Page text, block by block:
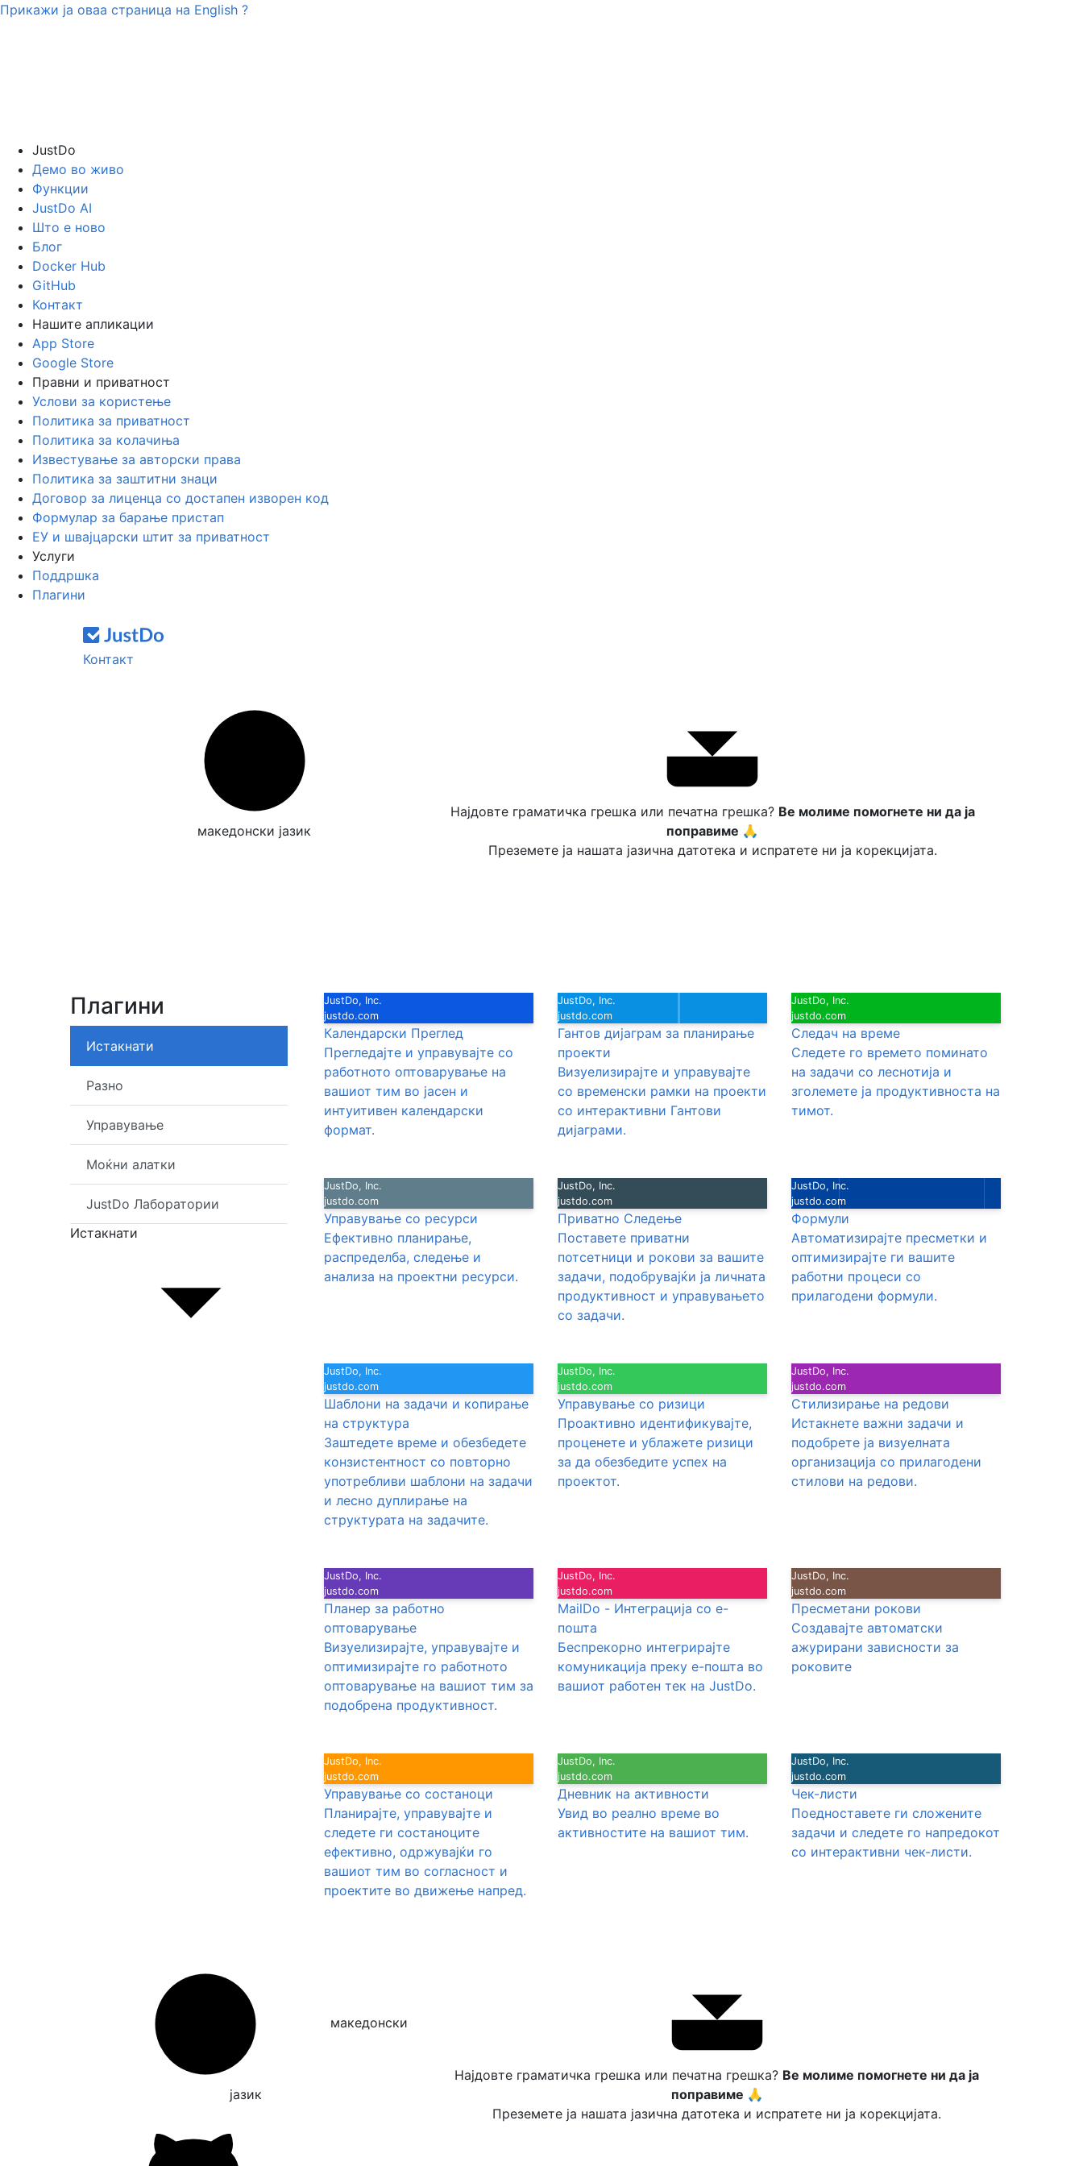
Прикажи ја оваа страница на English ?
JustDo
Демо во живо
Функции
JustDo AI
Што е ново
Блог
Docker Hub
GitHub
Контакт
Нашите апликации
App Store
Google Store
Правни и приватност
Услови за користење
Политика за приватност
Политика за колачиња
Известување за авторски права
Политика за заштитни знаци
Договор за лиценца со достапен изворен код
Формулар за барање пристап
ЕУ и швајцарски штит за приватност
Услуги
Поддршка
Плагини
Контакт
македонски јазик
Најдовте граматичка грешка или печатна грешка? Ве молиме помогнете ни да ја
поправиме 🙏
Преземете ја нашата јазична датотека и испратете ни ја корекцијата.
Плагини
Истакнати
Разно
Управување
Моќни алатки
JustDo Лаборатории
Истакнати
JustDo, Inc.
justdo.com
Календарски Преглед
Прегледајте и управувајте со
работното оптоварување на
вашиот тим во јасен и
интуитивен календарски
формат.
JustDo, Inc.
justdo.com
Гантов дијаграм за планирање
проекти
Визуелизирајте и управувајте
со временски рамки на проекти
со интерактивни Гантови
дијаграми.
JustDo, Inc.
justdo.com
Следач на време
Следете го времето поминато
на задачи со леснотија и
зголемете ја продуктивноста на
тимот.
JustDo, Inc.
justdo.com
Управување со ресурси
Ефективно планирање,
распределба, следење и
анализа на проектни ресурси.
JustDo, Inc.
justdo.com
Приватно Следење
Поставете приватни
потсетници и рокови за вашите
задачи, подобрувајќи ја личната
продуктивност и управувањето
со задачи.
JustDo, Inc.
justdo.com
Формули
Автоматизирајте пресметки и
оптимизирајте ги вашите
работни процеси со
прилагодени формули.
JustDo, Inc.
justdo.com
Шаблони на задачи и копирање
на структура
Заштедете време и обезбедете
конзистентност со повторно
употребливи шаблони на задачи
и лесно дуплирање на
структурата на задачите.
JustDo, Inc.
justdo.com
Управување со ризици
Проактивно идентификувајте,
проценете и ублажете ризици
за да обезбедите успех на
проектот.
JustDo, Inc.
justdo.com
Стилизирање на редови
Истакнете важни задачи и
подобрете ја визуелната
организација со прилагодени
стилови на редови.
JustDo, Inc.
justdo.com
Планер за работно
оптоварување
Визуелизирајте, управувајте и
оптимизирајте го работното
оптоварување на вашиот тим за
подобрена продуктивност.
JustDo, Inc.
justdo.com
MailDo - Интеграција со е-
пошта
Беспрекорно интегрирајте
комуникација преку е-пошта во
вашиот работен тек на JustDo.
JustDo, Inc.
justdo.com
Пресметани рокови
Создавајте автоматски
ажурирани зависности за
роковите
JustDo, Inc.
justdo.com
Управување со состаноци
Планирајте, управувајте и
следете ги состаноците
ефективно, одржувајќи го
вашиот тим во согласност и
проектите во движење напред.
JustDo, Inc.
justdo.com
Дневник на активности
Увид во реално време во
активностите на вашиот тим.
JustDo, Inc.
justdo.com
Чек-листи
Поедноставете ги сложените
задачи и следете го напредокот
со интерактивни чек-листи.
јазик
Најдовте граматичка грешка или печатна грешка? Ве молиме помогнете ни да ја
поправиме 🙏
Преземете ја нашата јазична датотека и испратете ни ја корекцијата.